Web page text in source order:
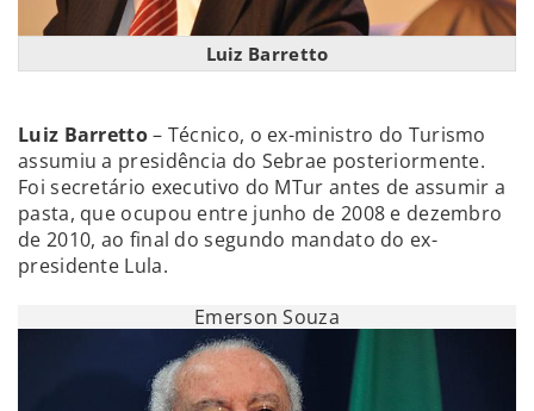
Luiz Barretto
Luiz Barretto– Técnico, o ex-ministro do Turismo
assumiu a presidência do Sebrae posteriormente.
Foi secretário executivo do MTur antes de assumir a
pasta, que ocupou entre junho de 2008 e dezembro
de 2010, ao final do segundo mandato do ex-
presidente Lula.
Emerson Souza